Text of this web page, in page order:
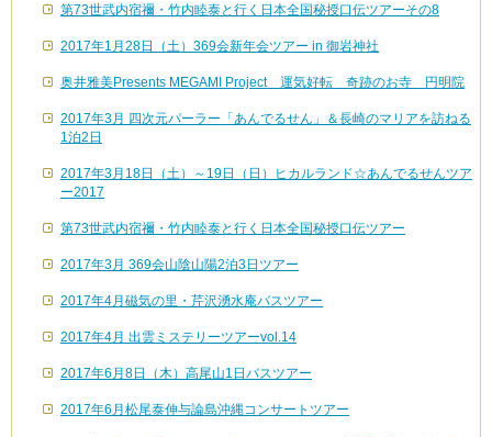
第73世武内宿禰・竹内睦泰と行く日本全国秘授口伝ツアーその8
2017年1月28日（土）369会新年会ツアー in 御岩神社
奥井雅美Presents MEGAMI Project 運気好転 奇跡のお寺 円明院
2017年3月 四次元パーラー「あんでるせん」＆長崎のマリアを訪ねる
1泊2日
2017年3月18日（土）～19日（日）ヒカルランド☆あんでるせんツア
ー2017
第73世武内宿禰・竹内睦泰と行く日本全国秘授口伝ツアー
2017年3月 369会山陰山陽2泊3日ツアー
2017年4月磁気の里・芹沢湧水庵バスツアー
2017年4月 出雲ミステリーツアーvol.14
2017年6月8日（木）高尾山1日バスツアー
2017年6月松尾泰伸与論島沖縄コンサートツアー